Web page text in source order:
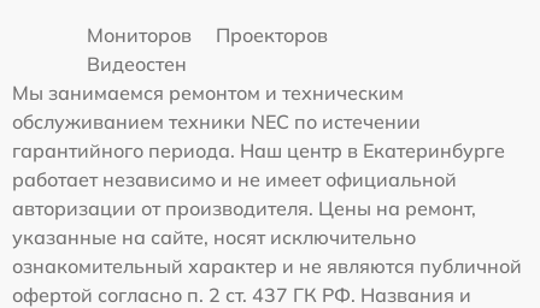
Мониторов
Проекторов
Видеостен
Мы занимаемся ремонтом и техническим
обслуживанием техники NEC по истечении
гарантийного периода. Наш центр в Екатеринбурге
работает независимо и не имеет официальной
авторизации от производителя. Цены на ремонт,
указанные на сайте, носят исключительно
ознакомительный характер и не являются публичной
офертой согласно п. 2 ст. 437 ГК РФ. Названия и